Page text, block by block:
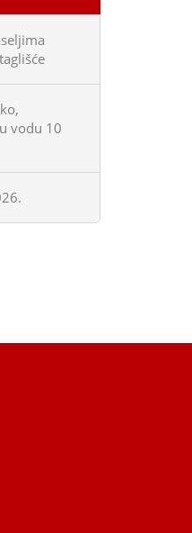
vodu 10